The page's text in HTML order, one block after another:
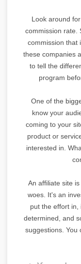
Look around
commission rate.
commission that
these companies
to tell the
program
One of the
know your
coming to your
product or
interested in.
An affiliate site
woes. It's an
put the effort in,
determined, and
suggestions. You